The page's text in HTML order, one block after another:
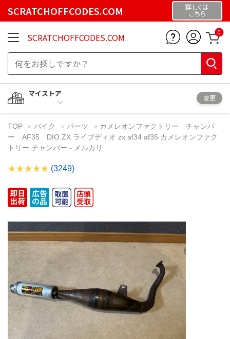
SCRATCHOFFCODES.COM 詳しくは
こちら
SCRATCHOFFCODES.COM 0
マイストア
変更
TOP バイク パーツ
カメレオンファクトリー チャンバ
ー AF35 DIO ZX ライブディオ zx af34 af35 カメレオンファク
トリー チャンバー - メルカリ
(3249)